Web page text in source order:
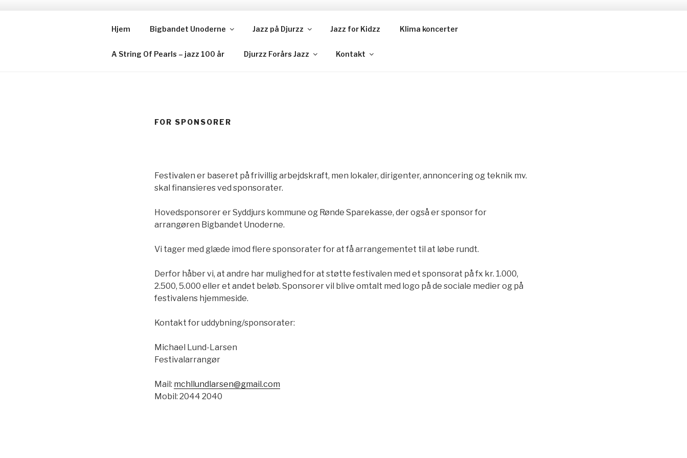
BIGBANDET UNODERNE
Hjem Bigbandet Unoderne Jazz på Djurzz Jazz for Kidzz Klima koncerter
A String Of Pearls – jazz 100 år Djurzz Forårs Jazz Kontakt
FOR SPONSORER
Festivalen er baseret på frivillig arbejdskraft, men lokaler, dirigenter, annoncering og teknik mv.
skal finansieres ved sponsorater.
Hovedsponsorer er Syddjurs kommune og Rønde Sparekasse, der også er sponsor for
arrangøren Bigbandet Unoderne.
Vi tager med glæde imod flere sponsorater for at få arrangementet til at løbe rundt.
Derfor håber vi, at andre har mulighed for at støtte festivalen med et sponsorat på fx kr. 1.000,
2.500, 5.000 eller et andet beløb. Sponsorer vil blive omtalt med logo på de sociale medier og på
festivalens hjemmeside.
Kontakt for uddybning/sponsorater:
Michael Lund-Larsen
Festivalarrangør
Mail: mchllundlarsen@gmail.com
Mobil: 2044 2040